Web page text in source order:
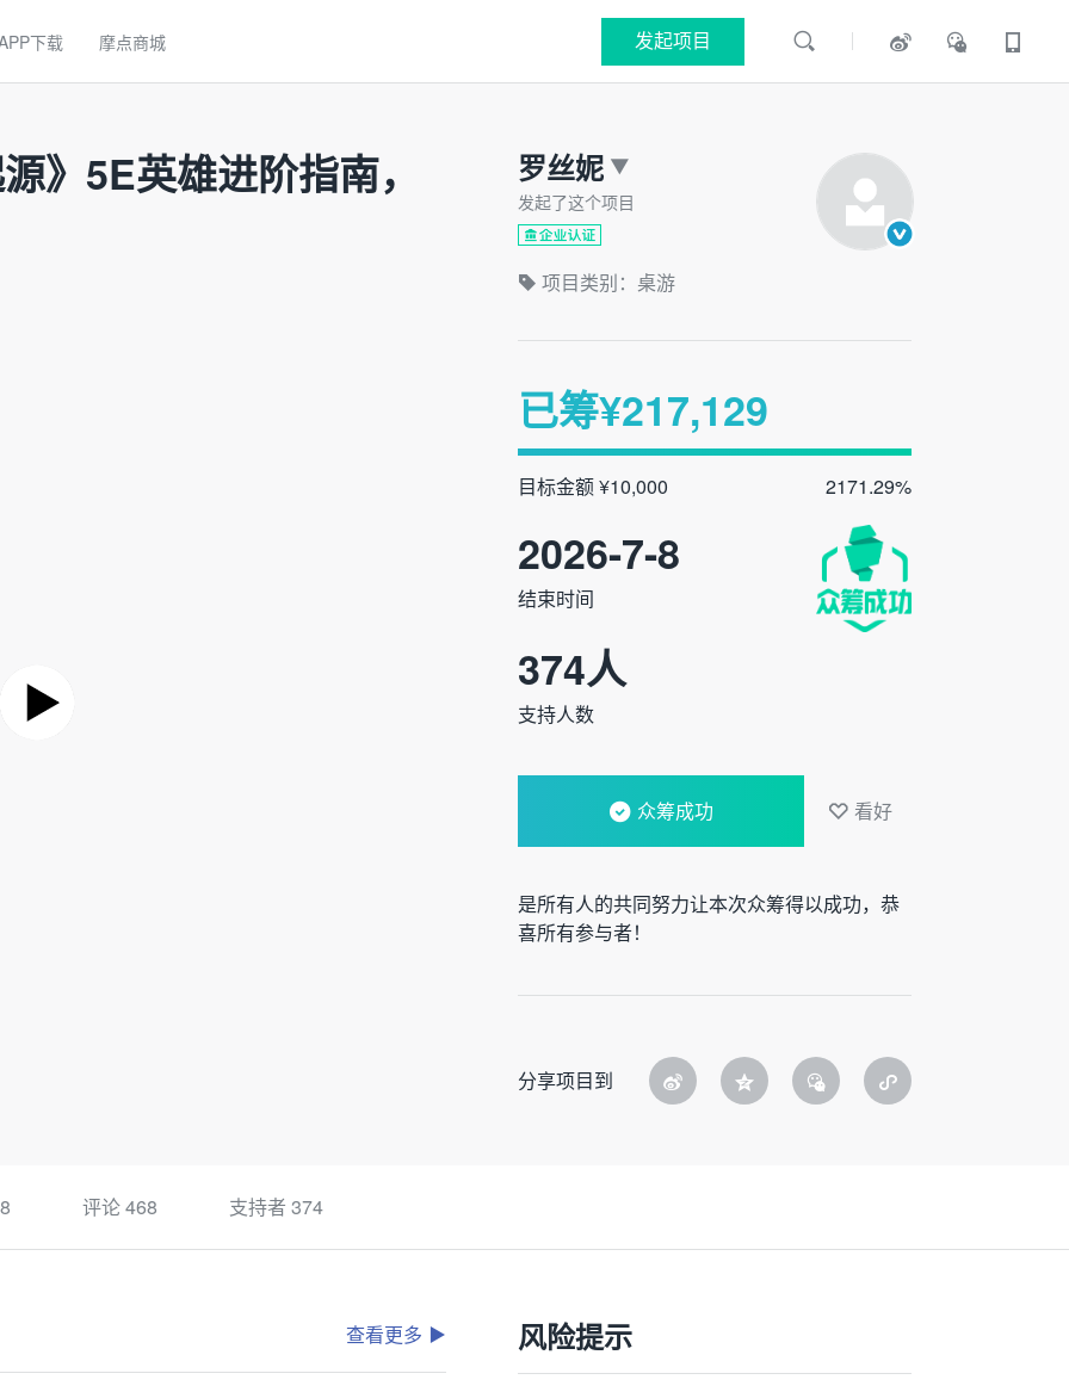
下载 摩点商城 发起项目
》5E英雄进阶指南， 罗丝妮
发起了这个项目
项目类别：桌游
已筹¥217,129
目标金额 ¥10,000 2171.29%
2026-7-8
结束时间
374人
支持人数
众筹成功 看好
是所有人的共同努力让本次众筹得以成功，恭
喜所有参与者！
分享项目到
8 评论468 支持者 374
风险提示
查看更多